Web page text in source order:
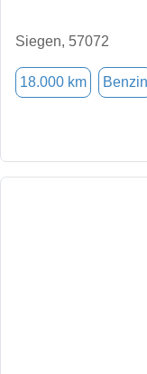
Siegen, 57072
18.000 km Benzin